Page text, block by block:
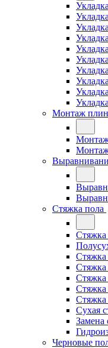
Монтаж
Стяжка пола
Стяжка
Стяжка
Стяжка
Стяжка
Стяжка
Стяжка
Сухая
Замена
Черновые